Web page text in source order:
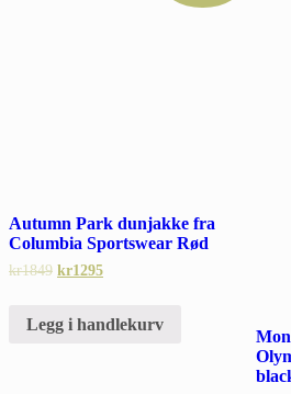
Autumn Park dunjakke fra
Columbia Sportswear Rød
kr1849 kr1295
Legg i handlekurv